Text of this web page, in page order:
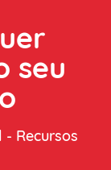
seu
Recursos